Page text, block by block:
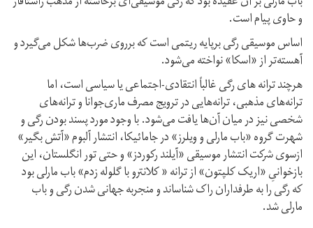
و حاوی پیام است.
اساس موسیقی رگی برپایه ریتمی است که برروی ضرب‌ها شکل می‌گیرد و
آهسته‌تر از «اسکا» نواخته می‌شود.
هرچند ترانه های رگی غالباً انتقادی-اجتماعی یا سیاسی است، اما
ترانه‌های مذهبی، ترانه‌هایی در ترویج مصرف ماری‌جوانا و ترانه‌های
شخصی نیز در میان آن‌ها یافت می‌شود. با وجود مورد پسند بودن رگی و
شهرت گروه «باب مارلی و ویلرز» در جامائیکا، انتشار آلبوم «آتش بگیر»
ازسوی شرکت انتشار موسیقی «آیلند رکوردز» و حتی تور انگلستان، این
بازخوانیِ «اریک کلپتون» از ترانه « کلانترو با گلوله زدم» باب مارلی بود
که رگی را به طرفداران راک شناساند و منجربه جهانی شدن رگی و باب
مارلی شد.